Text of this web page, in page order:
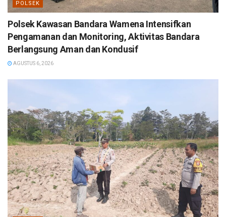
POLSEK
Polsek Kawasan Bandara Wamena Intensifkan
Pengamanan dan Monitoring, Aktivitas Bandara
Berlangsung Aman dan Kondusif
AGUSTUS 6, 2026